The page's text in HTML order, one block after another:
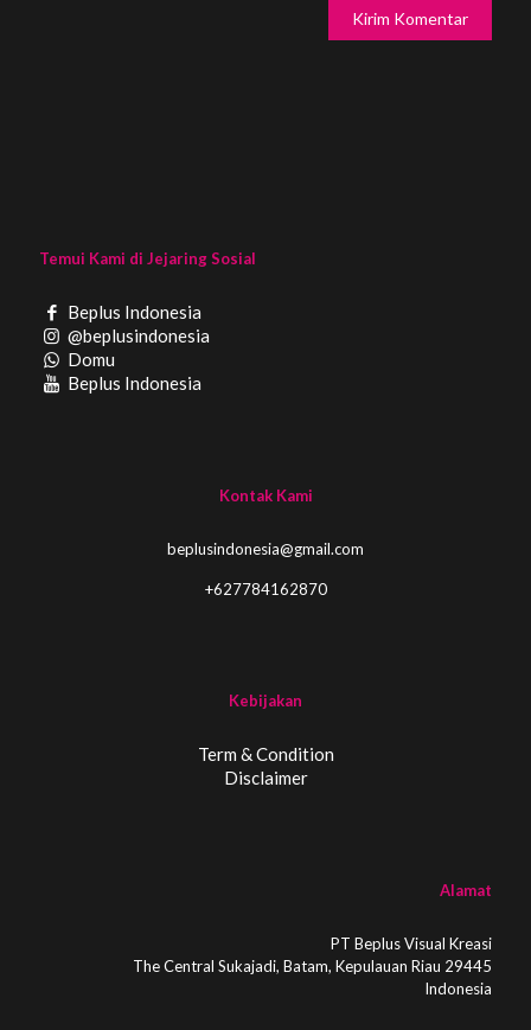
Temui Kami di Jejaring Sosial
Beplus Indonesia
@beplusindonesia
Domu
Beplus Indonesia
Kontak Kami
beplusindonesia@gmail.com
+627784162870
Kebijakan
Term & Condition
Disclaimer
Alamat
PT Beplus Visual Kreasi
The Central Sukajadi, Batam, Kepulauan Riau 29445
Indonesia